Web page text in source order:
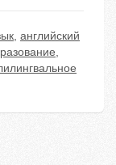
, английский
,